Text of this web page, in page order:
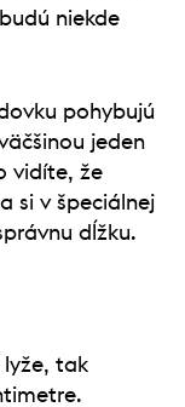
niekde
pohybujú
jeden
vidíte, že
si v špeciálnej
dĺžku.
lyže, tak